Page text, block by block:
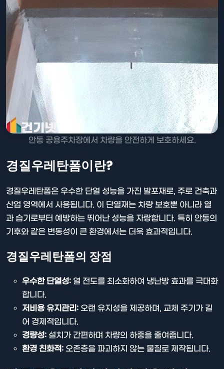
안동 공용주차장에서 차량을 안전하게 보호하세요.
경질우레탄폼이란?
경질우레탄폼은 우수한 단열 성능을 가진 발포재로, 주로 건축과
산업 영역에서 사용됩니다. 이 단열재는 차량 보호뿐 아니라 열
과 습기로부터 예방하는 뛰어난 성능을 자랑합니다. 특히 안동의
기후와 같은 변동성이 큰 환경에서는 더욱 효과적입니다.
경질우레탄폼의 장점
우수한 단열성: 열 전도를 최소화하여 냉난방 효과를 극대화
합니다.
저비용 유지관리: 오랜 유지성을 제공하며, 교체 주기가 길
어 경제적입니다.
경량성: 설치가 간편하며 차량의 하중을 줄여줍니다.
환경 친화적: 오존층을 파괴하지 않는 물질로 제작됩니다.